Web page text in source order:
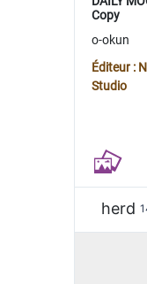
Copy
o-okun
Éditeur :
Studio
herd